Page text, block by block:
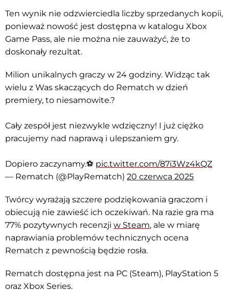
Ten wynik nie odzwierciedla liczby sprzedanych kopii,
ponieważ nowość jest dostępna w katalogu Xbox
Game Pass, ale nie można nie zauważyć, że to
doskonały rezultat.
Milion unikalnych graczy w 24 godziny. Widząc tak
wielu z Was skaczących do Rematch w dzień
premiery, to niesamowite.?
Cały zespół jest niezwykle wdzięczny! I już ciężko
pracujemy nad naprawą i ulepszaniem gry.
Dopiero zaczynamy.⚽️ pic.twitter.com/87i3Wz4kQZ
— Rematch (@PlayRematch) 20 czerwca 2025
Twórcy wyrażają szczere podziękowania graczom i
obiecują nie zawieść ich oczekiwań. Na razie gra ma
77% pozytywnych recenzji w Steam, ale w miarę
naprawiania problemów technicznych ocena
Rematch z pewnością będzie rosła.
Rematch dostępna jest na PC (Steam), PlayStation 5
oraz Xbox Series.